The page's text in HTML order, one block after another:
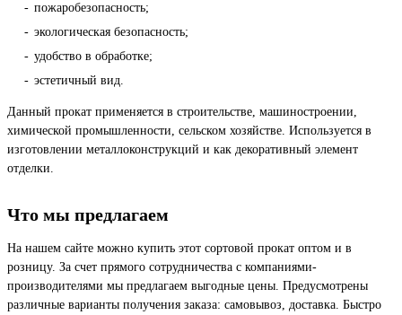
пожаробезопасность;
экологическая безопасность;
удобство в обработке;
эстетичный вид.
Данный прокат применяется в строительстве, машиностроении,
химической промышленности, сельском хозяйстве. Используется в
изготовлении металлоконструкций и как декоративный элемент
отделки.
Что мы предлагаем
На нашем сайте можно купить этот сортовой прокат оптом и в
розницу. За счет прямого сотрудничества с компаниями-
производителями мы предлагаем выгодные цены. Предусмотрены
различные варианты получения заказа: самовывоз, доставка. Быстро